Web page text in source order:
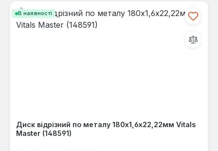
В наявності
Диск відрізний по металу 180х1,6х22,22мм Vitals
Master (148591)